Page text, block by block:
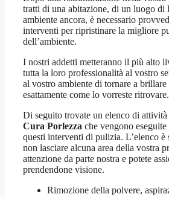
tratti di una abitazione, di un luogo di
ambiente ancora, è necessario
interventi per ripristinare la migliore
dell’ambiente.
I nostri addetti metteranno il più alto
tutta la loro professionalità al vostro
al vostro ambiente di tornare a brillare
esattamente come lo vorreste ritrovare.
Di seguito trovate un elenco di attività
Cura Porlezza che vengono
questi interventi di pulizia. L’elenco è
non lasciare alcuna area della vostra
attenzione da parte nostra e potete
prendendone visione.
Rimozione della polvere,